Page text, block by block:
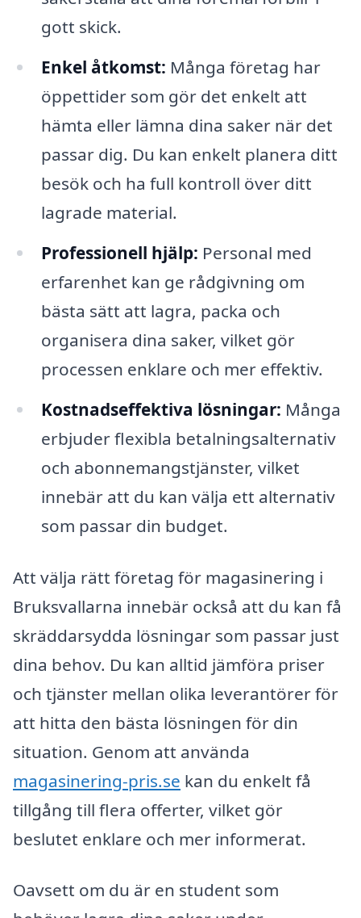
gott skick.
Enkel åtkomst: Många företag har
öppettider som gör det enkelt att
hämta eller lämna dina saker när det
passar dig. Du kan enkelt planera ditt
besök och ha full kontroll över ditt
lagrade material.
Professionell hjälp: Personal med
erfarenhet kan ge rådgivning om
bästa sätt att lagra, packa och
organisera dina saker, vilket gör
processen enklare och mer effektiv.
Kostnadseffektiva lösningar: Många
erbjuder flexibla betalningsalternativ
och abonnemangstjänster, vilket
innebär att du kan välja ett alternativ
som passar din budget.
Att välja rätt företag för magasinering i
Bruksvallarna innebär också att du kan få
skräddarsydda lösningar som passar just
dina behov. Du kan alltid jämföra priser
och tjänster mellan olika leverantörer för
att hitta den bästa lösningen för din
situation. Genom att använda
magasinering-pris.se kan du enkelt få
tillgång till flera offerter, vilket gör
beslutet enklare och mer informerat.
Oavsett om du är en student som